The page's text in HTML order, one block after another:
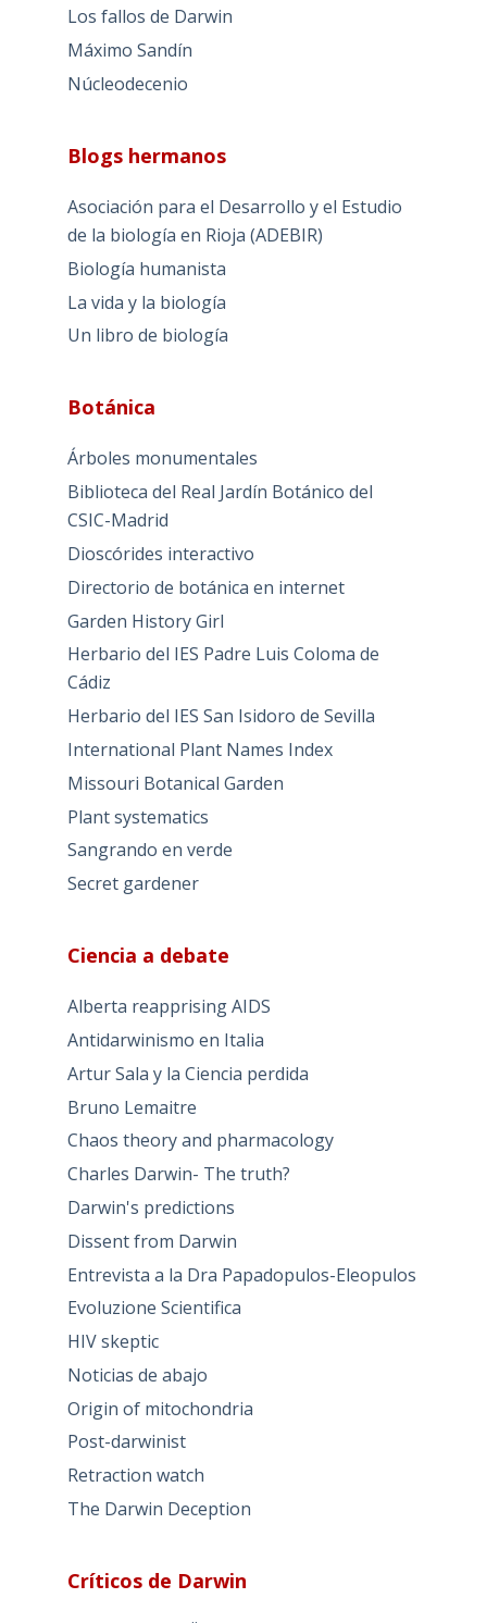
Los fallos de Darwin
Máximo Sandín
Núcleodecenio
Blogs hermanos
Asociación para el Desarrollo y el Estudio
de la biología en Rioja (ADEBIR)
Biología humanista
La vida y la biología
Un libro de biología
Botánica
Árboles monumentales
Biblioteca del Real Jardín Botánico del
CSIC-Madrid
Dioscórides interactivo
Directorio de botánica en internet
Garden History Girl
Herbario del IES Padre Luis Coloma de
Cádiz
Herbario del IES San Isidoro de Sevilla
International Plant Names Index
Missouri Botanical Garden
Plant systematics
Sangrando en verde
Secret gardener
Ciencia a debate
Alberta reapprising AIDS
Antidarwinismo en Italia
Artur Sala y la Ciencia perdida
Bruno Lemaitre
Chaos theory and pharmacology
Charles Darwin- The truth?
Darwin's predictions
Dissent from Darwin
Entrevista a la Dra Papadopulos-Eleopulos
Evoluzione Scientifica
HIV skeptic
Noticias de abajo
Origin of mitochondria
Post-darwinist
Retraction watch
The Darwin Deception
Críticos de Darwin